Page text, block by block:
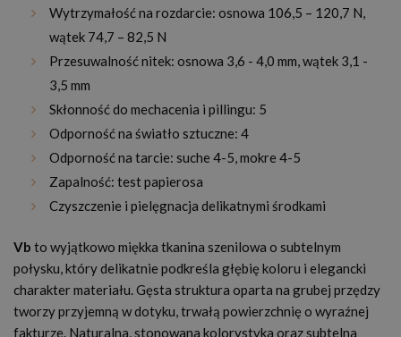
Wytrzymałość na rozdarcie: osnowa 106,5 – 120,7 N,
wątek 74,7 – 82,5 N
Przesuwalność nitek: osnowa 3,6 - 4,0 mm, wątek 3,1 -
3,5 mm
Skłonność do mechacenia i pillingu: 5
Odporność na światło sztuczne: 4
Odporność na tarcie: suche 4-5, mokre 4-5
Zapalność: test papierosa
Czyszczenie i pielęgnacja delikatnymi środkami
Vb to wyjątkowo miękka tkanina szenilowa o subtelnym
połysku, który delikatnie podkreśla głębię koloru i elegancki
charakter materiału. Gęsta struktura oparta na grubej przędzy
tworzy przyjemną w dotyku, trwałą powierzchnię o wyraźnej
fakturze. Naturalna, stonowana kolorystyka oraz subtelna